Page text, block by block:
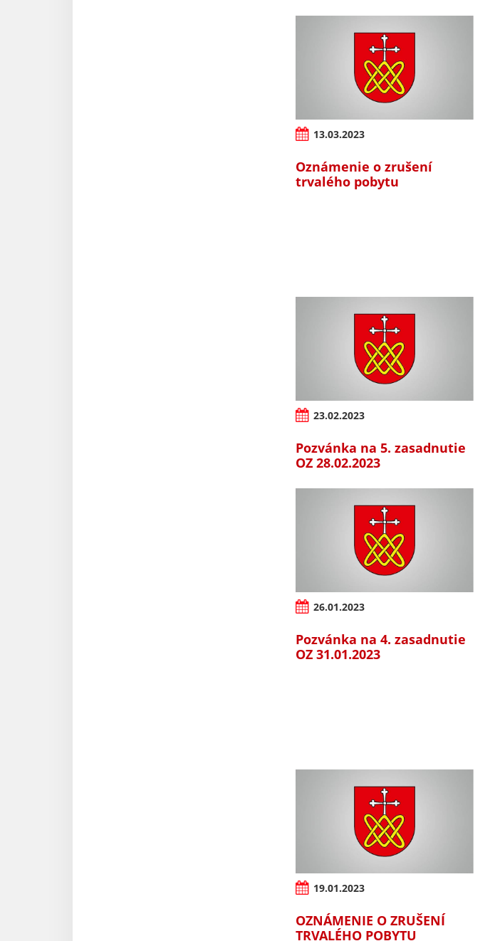
13.03.2023
Oznámenie o zrušení
trvalého pobytu
23.02.2023
Pozvánka na 5. zasadnutie
OZ 28.02.2023
26.01.2023
Pozvánka na 4. zasadnutie
OZ 31.01.2023
19.01.2023
OZNÁMENIE O ZRUŠENÍ
TRVALÉHO POBYTU